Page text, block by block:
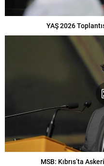
YAŞ 2026
MSB: Kıbrıs’ta